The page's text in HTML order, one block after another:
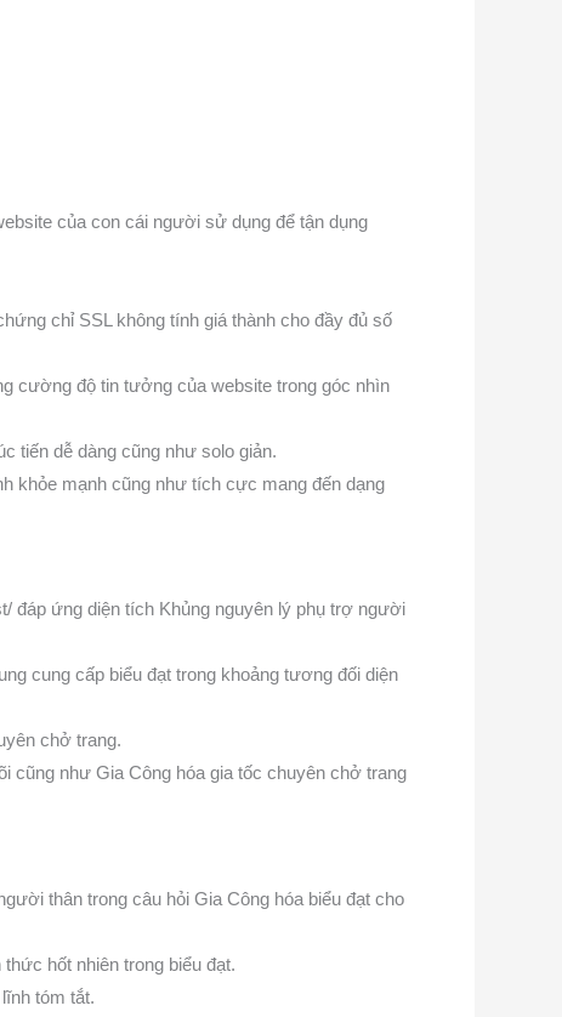
của con cái người sử dụng để tận dụng
chỉ SSL không tính giá thành cho đầy đủ số
cường độ tin tưởng của website trong góc nhìn
tiến dễ dàng cũng như solo giản.
khỏe mạnh cũng như tích cực mang đến dạng
đáp ứng diện tích Khủng nguyên lý phụ trợ người
cung cấp biểu đạt trong khoảng tương đối diện
chở trang.
cũng như Gia Công hóa gia tốc chuyên chở trang
thân trong câu hỏi Gia Công hóa biểu đạt cho
hốt nhiên trong biểu đạt.
tóm tắt.